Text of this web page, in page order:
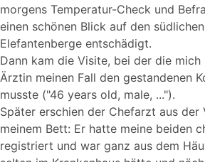
morgens Temperatur-Check und
einen schönen Blick auf den
Elefantenberge entschädigt.
Dann kam die Visite, bei der die mich
Ärztin meinen Fall den gestandenen
musste ("46 years old, male, ...").
Später erschien der Chefarzt aus der
meinem Bett: Er hatte meine beiden
registriert und war ganz aus dem